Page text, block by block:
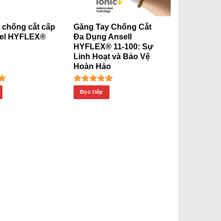
chống cắt cấp
HYFLEX®
Găng Tay Chống Cắt
Đa Dụng Ansell
HYFLEX® 11-100: Sự
Linh Hoạt và Bảo Vệ
Hoàn Hảo
Được xếp
hạng5.00
Đọc tiếp